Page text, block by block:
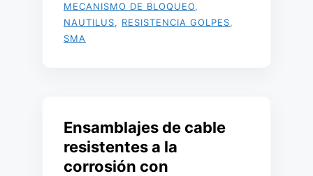
MECANISMO DE BLOQUEO
NAUTILUS
RESISTENCIA GOLPES
SMA
Ensamblajes de cable
resistentes a la
corrosión con